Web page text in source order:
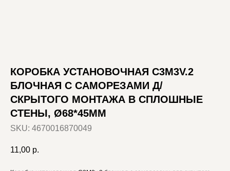
КОРОБКА УСТАНОВОЧНАЯ C3M3V.2
БЛОЧНАЯ С САМОРЕЗАМИ Д/
СКРЫТОГО МОНТАЖА В СПЛОШНЫЕ
СТЕНЫ, Ø68*45ММ
SKU: 4670016870049
11,00 р.